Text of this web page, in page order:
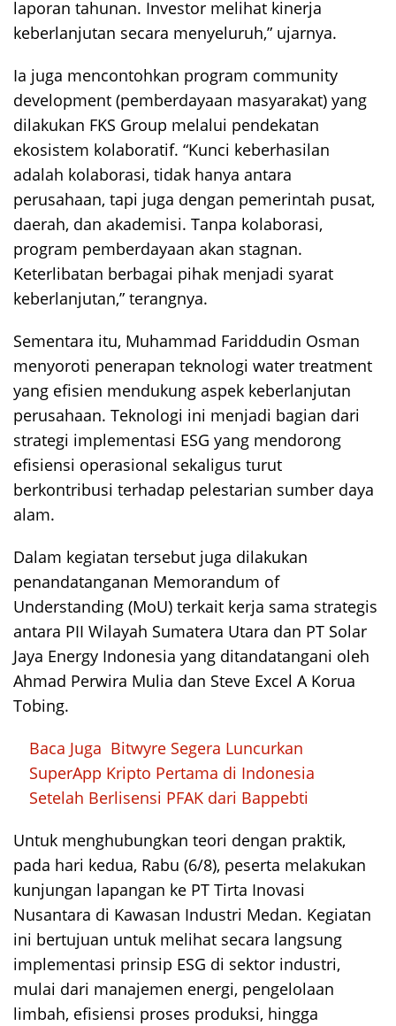
laporan tahunan. Investor melihat kinerja
keberlanjutan secara menyeluruh,” ujarnya.
Ia juga mencontohkan program community
development (pemberdayaan masyarakat) yang
dilakukan FKS Group melalui pendekatan
ekosistem kolaboratif. “Kunci keberhasilan
adalah kolaborasi, tidak hanya antara
perusahaan, tapi juga dengan pemerintah pusat,
daerah, dan akademisi. Tanpa kolaborasi,
program pemberdayaan akan stagnan.
Keterlibatan berbagai pihak menjadi syarat
keberlanjutan,” terangnya.
Sementara itu, Muhammad Fariddudin Osman
menyoroti penerapan teknologi water treatment
yang efisien mendukung aspek keberlanjutan
perusahaan. Teknologi ini menjadi bagian dari
strategi implementasi ESG yang mendorong
efisiensi operasional sekaligus turut
berkontribusi terhadap pelestarian sumber daya
alam.
Dalam kegiatan tersebut juga dilakukan
penandatanganan Memorandum of
Understanding (MoU) terkait kerja sama strategis
antara PII Wilayah Sumatera Utara dan PT Solar
Jaya Energy Indonesia yang ditandatangani oleh
Ahmad Perwira Mulia dan Steve Excel A Korua
Tobing.
Baca Juga Bitwyre Segera Luncurkan
SuperApp Kripto Pertama di Indonesia
Setelah Berlisensi PFAK dari Bappebti
Untuk menghubungkan teori dengan praktik,
pada hari kedua, Rabu (6/8), peserta melakukan
kunjungan lapangan ke PT Tirta Inovasi
Nusantara di Kawasan Industri Medan. Kegiatan
ini bertujuan untuk melihat secara langsung
implementasi prinsip ESG di sektor industri,
mulai dari manajemen energi, pengelolaan
limbah, efisiensi proses produksi, hingga